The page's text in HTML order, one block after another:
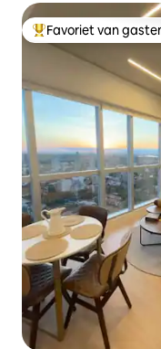
Topfavoriet van
Favoriet van